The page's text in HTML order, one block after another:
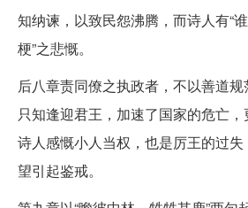
知纳谏，以致民怨沸腾，而诗人有“
梗”之悲慨。
后八章责同僚之执政者，不以善道规
只知逢迎君王，加速了国家的危亡，
诗人感慨小人当权，也是厉王的过
望引起鉴戒。